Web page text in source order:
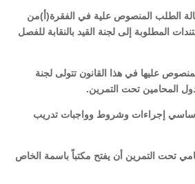
الطلب المنصوص علية في الفقرة(أ)من
المطلوبة إلى لجنة القيد بالنقابة للفصل
عليها في هذا القانون تتولى لجنة
المحامين تحت التمرين.
الأساسي إجراءات وشروط وواجبات تدريب
للمحامي تحت التمرين أن يفتح مكتباً باسمة الخاص